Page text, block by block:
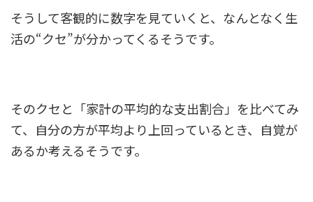
そうして客観的に数字を見ていくと、なんとなく生
活の“クセ”が分かってくるそうです。
そのクセと「家計の平均的な支出割合」を比べてみ
て、自分の方が平均より上回っているとき、自覚が
あるか考えるそうです。